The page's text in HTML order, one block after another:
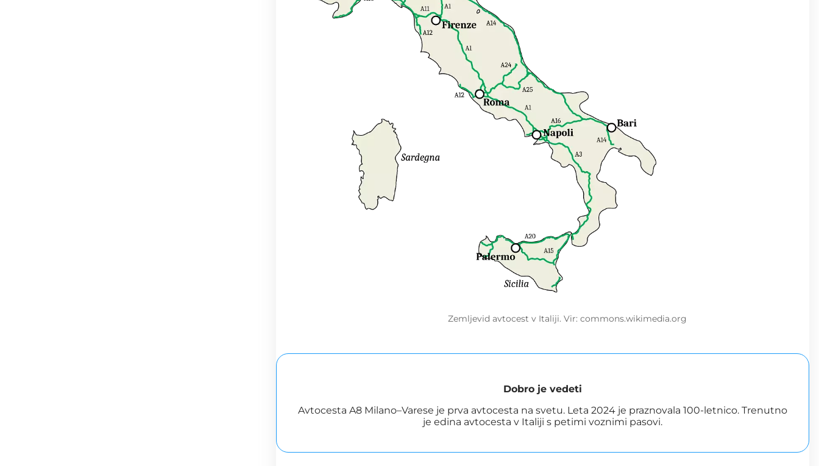
Zemljevid avtocest v Italiji. Vir: commons.wikimedia.org
Dobro je vedeti
Avtocesta A8 Milano–Varese je prva avtocesta na svetu. Leta 2024 je praznovala 100-letnico. Trenutno
je edina avtocesta v Italiji s petimi voznimi pasovi.